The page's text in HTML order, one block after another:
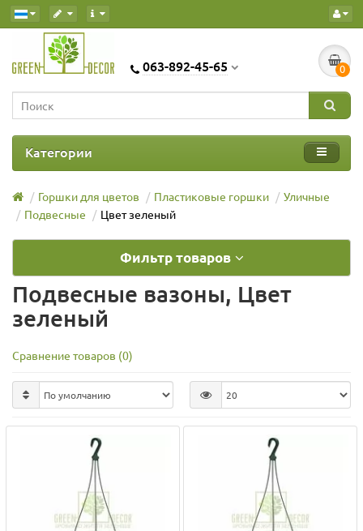
063-892-45-65 0
Категории
Горшки для цветов Пластиковые горшки
Уличные
Подвесные
Цвет зеленый
Фильтр товаров
Подвесные вазоны, Цвет
зеленый
Сравнение товаров (0)